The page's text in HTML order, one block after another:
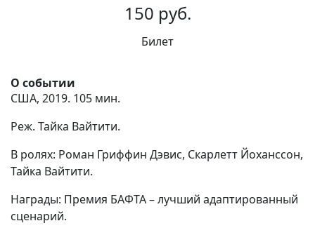
150 руб.
Билет
О событии
США, 2019. 105 мин.
Реж. Тайка Вайтити.
В ролях: Роман Гриффин Дэвис, Скарлетт Йоханссон,
Тайка Вайтити.
Награды: Премия БАФТА – лучший адаптированный
сценарий.